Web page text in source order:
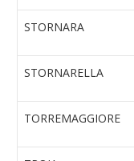
STORNARA
STORNARELLA
TORREMAGGIORE